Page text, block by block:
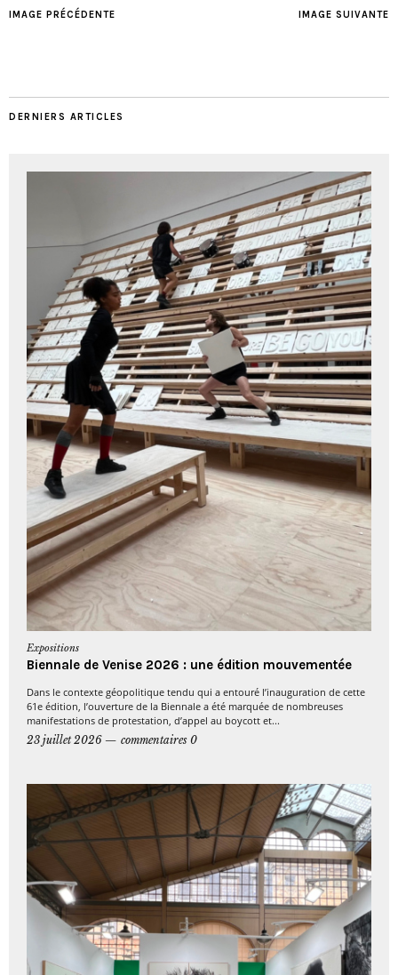
IMAGE SUIVANTE
IMAGE PRÉCÉDENTE
DERNIERS ARTICLES
Expositions
Biennale de Venise 2026 : une édition mouvementée
Dans le contexte géopolitique tendu qui a entouré l’inauguration de cette
61e édition, l’ouverture de la Biennale a été marquée de nombreuses
manifestations de protestation, d’appel au boycott et...
23 juillet 2026
commentaires 0